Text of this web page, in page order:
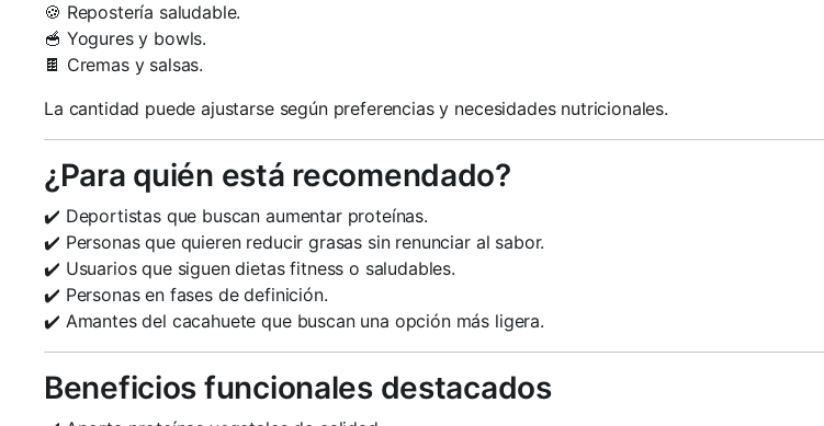
🍪 Repostería saludable.
🥣 Yogures y bowls.
🍫 Cremas y salsas.
La cantidad puede ajustarse según preferencias y necesidades nutricionales.
¿Para quién está recomendado?
✔️ Deportistas que buscan aumentar proteínas.
✔️ Personas que quieren reducir grasas sin renunciar al sabor.
✔️ Usuarios que siguen dietas fitness o saludables.
✔️ Personas en fases de definición.
✔️ Amantes del cacahuete que buscan una opción más ligera.
Beneficios funcionales destacados